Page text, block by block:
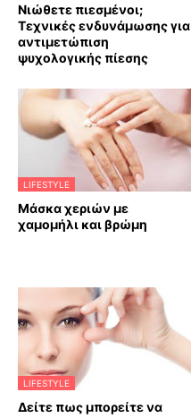
Νιώθετε πιεσμένοι;
Τεχνικές ενδυνάμωσης για
αντιμετώπιση
ψυχολογικής πίεσης
LIFESTYLE
Mάσκα χεριών με
χαμομήλι και βρώμη
LIFESTYLE
Δείτε πως μπορείτε να